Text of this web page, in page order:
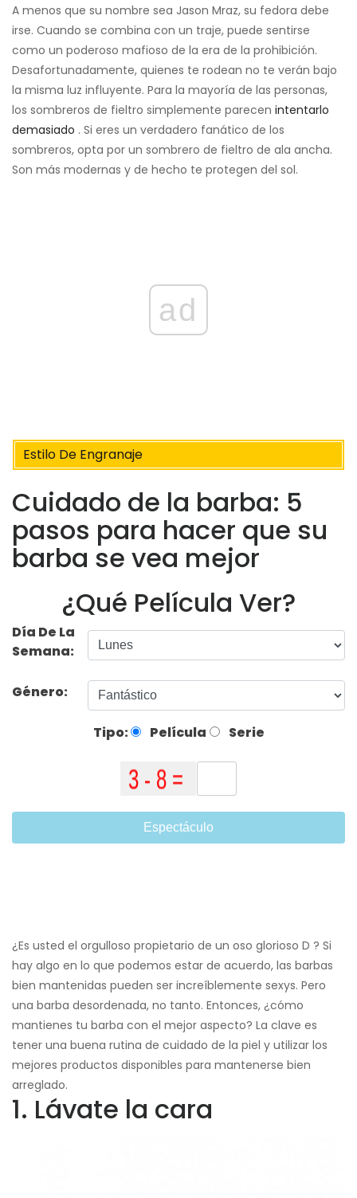
A menos que su nombre sea Jason Mraz, su fedora debe
irse. Cuando se combina con un traje, puede sentirse
como un poderoso mafioso de la era de la prohibición.
Desafortunadamente, quienes te rodean no te verán bajo
la misma luz influyente. Para la mayoría de las personas,
los sombreros de fieltro simplemente parecen intentarlo
demasiado . Si eres un verdadero fanático de los
sombreros, opta por un sombrero de fieltro de ala ancha.
Son más modernas y de hecho te protegen del sol.
ad
Estilo De Engranaje
Cuidado de la barba: 5
pasos para hacer que su
barba se vea mejor
¿Qué Película Ver?
Día De La
Semana:
Género:
Tipo: Película Serie
Espectáculo
¿Es usted el orgulloso propietario de un oso glorioso D ? Si
hay algo en lo que podemos estar de acuerdo, las barbas
bien mantenidas pueden ser increíblemente sexys. Pero
una barba desordenada, no tanto. Entonces, ¿cómo
mantienes tu barba con el mejor aspecto? La clave es
tener una buena rutina de cuidado de la piel y utilizar los
mejores productos disponibles para mantenerse bien
arreglado.
1. Lávate la cara